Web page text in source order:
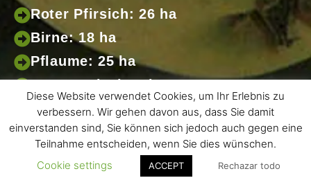
Roter Pfirsich: 26 ha
Birne: 18 ha
Pflaume: 25 ha
Paraguayisch: 6 ha
Persimon: 8 ha
Diese Website verwendet Cookies, um Ihr Erlebnis zu
verbessern. Wir gehen davon aus, dass Sie damit
einverstanden sind, Sie können sich jedoch auch gegen eine
Teilnahme entscheiden, wenn Sie dies wünschen.
Cookie settings
ACCEPT Rechazar todo